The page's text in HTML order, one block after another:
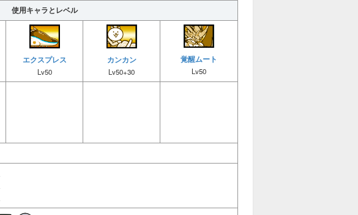
使用キャラとレベル
エクスプレス
Lv50
カンカン
Lv50+30
覚醒ムート
Lv50